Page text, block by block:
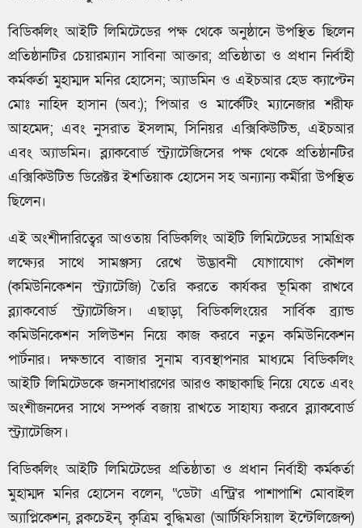
বিডিকলিং আইটি লিমিটেডের পক্ষ থেকে অনুষ্ঠানে উপস্থিত ছিলেন
প্রতিষ্ঠানটির চেয়ারম্যান সাবিনা আক্তার; প্রতিষ্ঠাতা ও প্রধান নির্বাহী
কর্মকর্তা মুহাম্মদ মনির হোসেন; অ্যাডমিন ও এইচআর হেড ক্যাপ্টেন
মোঃ নাহিদ হাসান (অব:); পিআর ও মার্কেটিং ম্যানেজার শরীফ
আহমেদ; এবং নুসরাত ইসলাম, সিনিয়র এক্সিকিউটিভ, এইচআর
এবং অ্যাডমিন। ব্ল্যাকবোর্ড স্ট্র্যাটেজিসের পক্ষ থেকে প্রতিষ্ঠানটির
এক্সিকিউটিভ ডিরেক্টর ইশতিয়াক হোসেন সহ অন্যান্য কর্মীরা উপস্থিত
ছিলেন।
এই অংশীদারিত্বের আওতায় বিডিকলিং আইটি লিমিটেডের সামগ্রিক
লক্ষ্যের সাথে সামঞ্জস্য রেখে উদ্ভাবনী যোগাযোগ কৌশল
(কমিউনিকেশন স্ট্র্যাটেজি) তৈরি করতে কার্যকর ভূমিকা রাখবে
ব্ল্যাকবোর্ড স্ট্র্যাটেজিস। এছাড়া, বিডিকলিংয়ের সার্বিক ব্র্যান্ড
কমিউনিকেশন সলিউশন নিয়ে কাজ করবে নতুন কমিউনিকেশন
পার্টনার। দক্ষভাবে বাজার সুনাম ব্যবস্থাপনার মাধ্যমে বিডিকলিং
আইটি লিমিটেডকে জনসাধারণের আরও কাছাকাছি নিয়ে যেতে এবং
অংশীজনদের সাথে সম্পর্ক বজায় রাখতে সাহায্য করবে ব্ল্যাকবোর্ড
স্ট্র্যাটেজিস।
বিডিকলিং আইটি লিমিটেডের প্রতিষ্ঠাতা ও প্রধান নির্বাহী কর্মকর্তা
মুহাম্মদ মনির হোসেন বলেন, “ডেটা এন্ট্রি’র পাশাপাশি মোবাইল
অ্যাপ্লিকেশন, ব্লকচেইন, কৃত্রিম বুদ্ধিমত্তা (আর্টিফিসিয়াল ইন্টেলিজেন্স)